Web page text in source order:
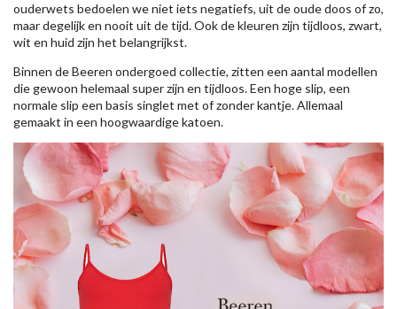
ouderwets bedoelen we niet iets negatiefs, uit de oude doos of zo,
maar degelijk en nooit uit de tijd. Ook de kleuren zijn tijdloos, zwart,
wit en huid zijn het belangrijkst.
Binnen de Beeren ondergoed collectie, zitten een aantal modellen
die gewoon helemaal super zijn en tijdloos. Een hoge slip, een
normale slip een basis singlet met of zonder kantje. Allemaal
gemaakt in een hoogwaardige katoen.